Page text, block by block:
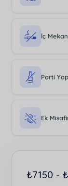
İç
Parti
Ek
₺7150 - ₺